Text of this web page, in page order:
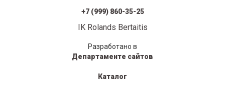
Каталог
+7 (999) 860-35-25
IK Rolands Bertaitis
Разработано в
Департаменте сайтов